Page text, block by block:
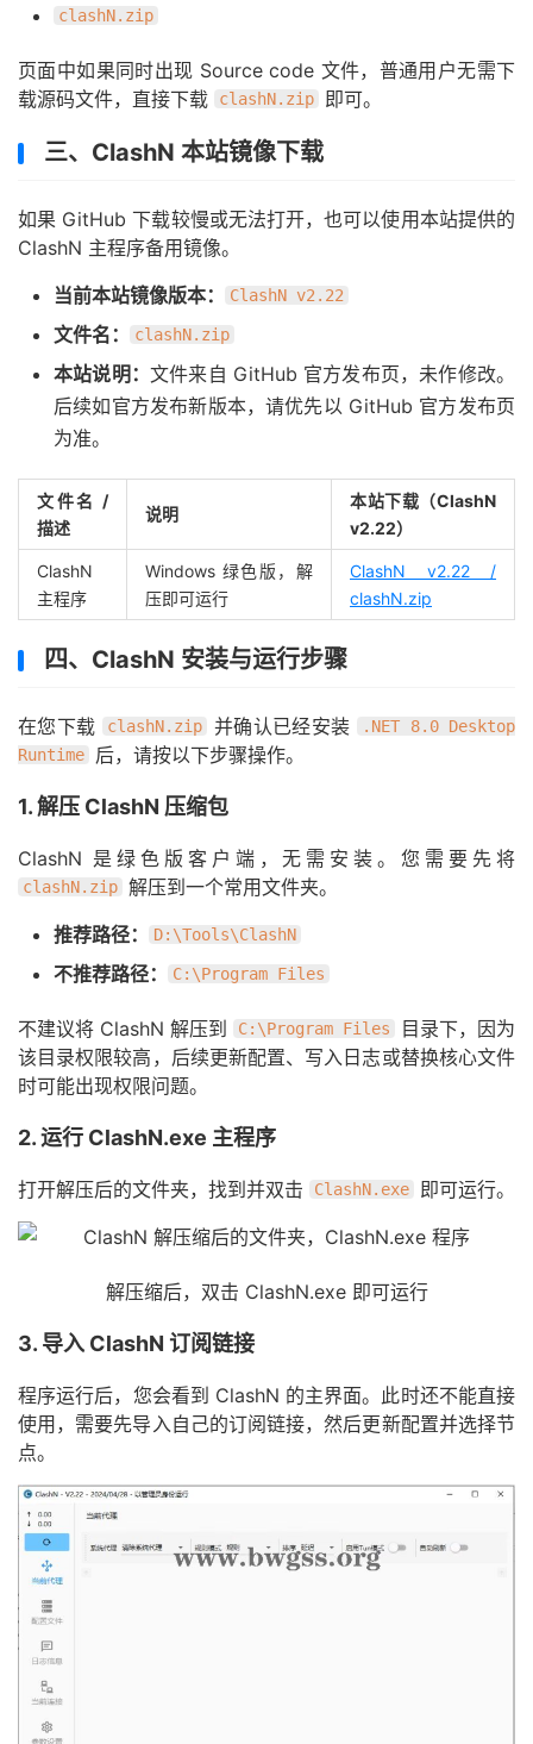
clashN.zip
页面中如果同时出现 Source code 文件，普通用户无需下
载源码文件，直接下载
clashN.zip 即可。
三、ClashN 本站镜像下载
如果 GitHub 下载较慢或无法打开，也可以使用本站提供的
ClashN 主程序备用镜像。
当前本站镜像版本：
ClashN v2.22
文件名： clashN.zip
本站说明： 文件来自 GitHub 官方发布页，未作修改。
后续如官方发布新版本，请优先以 GitHub 官方发布页
为准。
文件名 /
描述
说明
本站下载（ClashN
v2.22）
ClashN
主程序
Windows 绿色版，解
压即可运行
ClashN v2.22 /
clashN.zip
四、ClashN 安装与运行步骤
在您下载 clashN.zip 并确认已经安装
.NET 8.0 Desktop
Runtime
后，请按以下步骤操作。
1. 解压 ClashN 压缩包
ClashN 是绿色版客户端，无需安装。您需要先将
clashN.zip 解压到一个常用文件夹。
推荐路径：
D:\Tools\ClashN
不推荐路径： C:\Program Files
不建议将 ClashN 解压到 C:\Program Files
目录下，因为
该目录权限较高，后续更新配置、写入日志或替换核心文件
时可能出现权限问题。
2. 运行 ClashN.exe 主程序
打开解压后的文件夹，找到并双击 ClashN.exe 即可运行。
解压缩后，双击 ClashN.exe 即可运行
3. 导入 ClashN 订阅链接
程序运行后，您会看到 ClashN 的主界面。此时还不能直接
使用，需要先导入自己的订阅链接，然后更新配置并选择节
点。